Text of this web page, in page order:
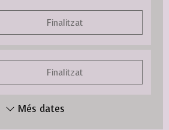
Finalitzat
Finalitzat
Més dates